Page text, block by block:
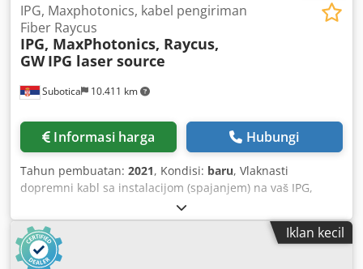
Subotica 10.411 km
IPG, Maxphotonics, kabel pengiriman
Fiber Raycus
IPG, MaxPhotonics, Raycus,
GW IPG laser source
Informasi harga Hubungi
Tahun pembuatan: 2021, Kondisi: baru, Vlaknasti
dopremni kabl sa instalacijom (spajanjem) na vaš IPG,
Maxphotonics, Raycus, GW... izvor lasera. Izvodimo
popravku IPG laserskih modula na vašoj lokaciji uz
garanciju. Chedpjg D Urgsfx Alrja Govorimo engleski i
srpski jezik.
Iklan kecil